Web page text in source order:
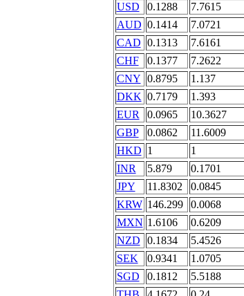
USD
0.1288
7.7615
AUD 0.1414
7.0721
CAD 0.1313
7.6161
CHF
0.1377
7.2622
CNY 0.8795
1.137
DKK 0.7179
1.393
EUR
0.0965
10.3627
GBP
0.0862
11.6009
HKD 1
1
INR
5.879
0.1701
JPY
11.8302
0.0845
KRW 146.299
0.0068
MXN 1.6106
0.6209
NZD
0.1834
5.4526
SEK
0.9341
1.0705
SGD
0.1812
5.5188